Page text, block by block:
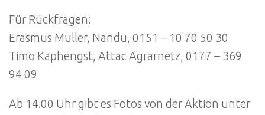
Für Rückfragen:
Erasmus Müller, Nandu, 0151 – 10 70 50 30
Timo Kaphengst, Attac Agrarnetz, 0177 – 369
94 09
Ab 14.00 Uhr gibt es Fotos von der Aktion unter